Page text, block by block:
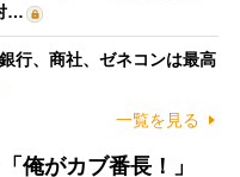
…
行、商社、ゼネコンは最高
一覧を見る
俺がカブ番長！」